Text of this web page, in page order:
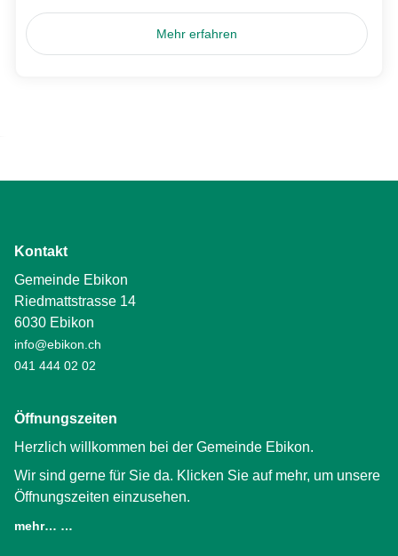
Mehr erfahren
Kontakt
Gemeinde Ebikon
Riedmattstrasse 14
6030 Ebikon
info@ebikon.ch
041 444 02 02
Öffnungszeiten
Herzlich willkommen bei der Gemeinde Ebikon.
Wir sind gerne für Sie da. Klicken Sie auf mehr, um unsere
Öffnungszeiten einzusehen.
mehr… …